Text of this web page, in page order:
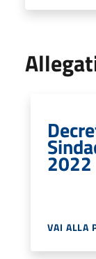
2022
VAI ALLA